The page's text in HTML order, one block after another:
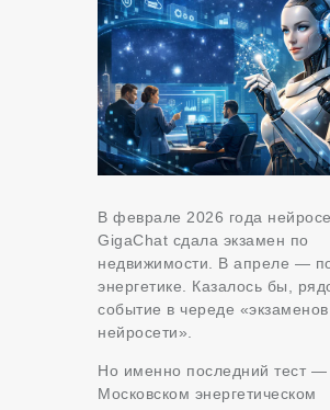
В феврале 2026 года
GigaChat сдала экзамен по
недвижимости. В апреле —
энергетике. Казалось бы,
событие в череде
нейросети».
Но именно последний тест —
Московском энергетическом